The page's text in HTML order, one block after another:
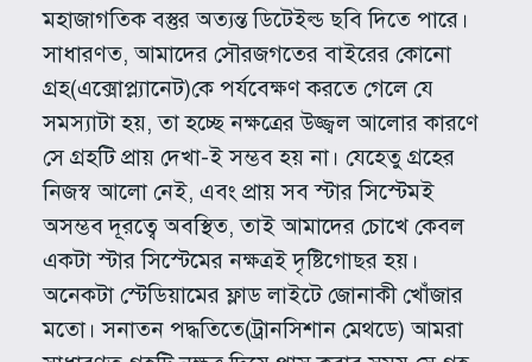
মহাজাগতিক বস্তুর অত্যন্ত ডিটেইল্ড ছবি দিতে পারে।
সাধারণত, আমাদের সৌরজগতের বাইরের কোনো
গ্রহ(এক্সোপ্ল্যানেট)কে পর্যবেক্ষণ করতে গেলে যে
সমস্যাটা হয়, তা হচ্ছে নক্ষত্রের উজ্জ্বল আলোর কারণে
সে গ্রহটি প্রায় দেখা-ই সম্ভব হয় না। যেহেতু গ্রহের
নিজস্ব আলো নেই, এবং প্রায় সব স্টার সিস্টেমই
অসম্ভব দূরত্বে অবস্থিত, তাই আমাদের চোখে কেবল
একটা স্টার সিস্টেমের নক্ষত্রই দৃষ্টিগোছর হয়।
অনেকটা স্টেডিয়ামের ফ্লাড লাইটে জোনাকী খোঁজার
মতো। সনাতন পদ্ধতিতে(ট্রানসিশান মেথডে) আমরা